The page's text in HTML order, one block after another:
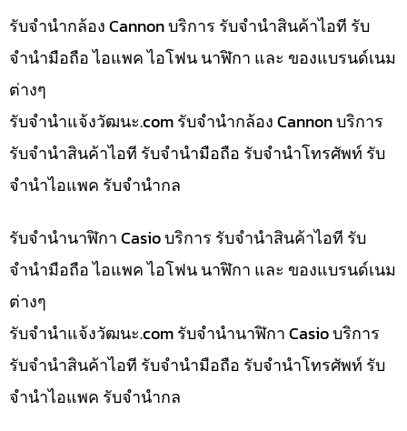
รับจำนำกล้อง Cannon บริการ รับจำนำสินค้าไอที รับ
จำนำมือถือ ไอแพค ไอโฟน นาฬิกา และ ของแบรนด์เนม
ต่างๆ
รับจํานําแจ้งวัฒนะ.com รับจำนำกล้อง Cannon บริการ
รับจำนำสินค้าไอที รับจำนำมือถือ รับจำนำโทรศัพท์ รับ
จำนำไอแพค รับจำนำกล
รับจำนำนาฬิกา Casio บริการ รับจำนำสินค้าไอที รับ
จำนำมือถือ ไอแพค ไอโฟน นาฬิกา และ ของแบรนด์เนม
ต่างๆ
รับจํานําแจ้งวัฒนะ.com รับจำนำนาฬิกา Casio บริการ
รับจำนำสินค้าไอที รับจำนำมือถือ รับจำนำโทรศัพท์ รับ
จำนำไอแพค รับจำนำกล